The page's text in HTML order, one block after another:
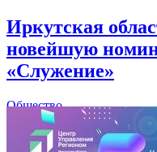
Иркутская
новейшую
«Служение»
Общество